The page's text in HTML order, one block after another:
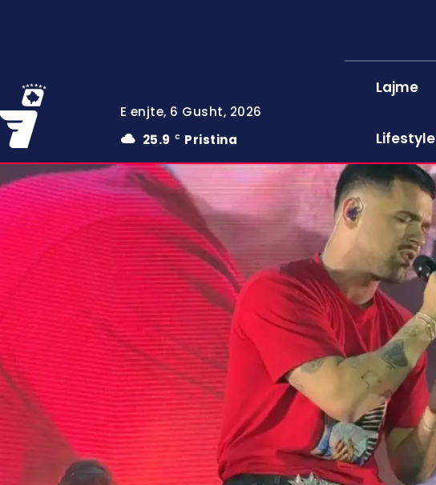
E enjte, 6 Gusht, 2026
25.9
C Pristina
Lajme
Lifestyle